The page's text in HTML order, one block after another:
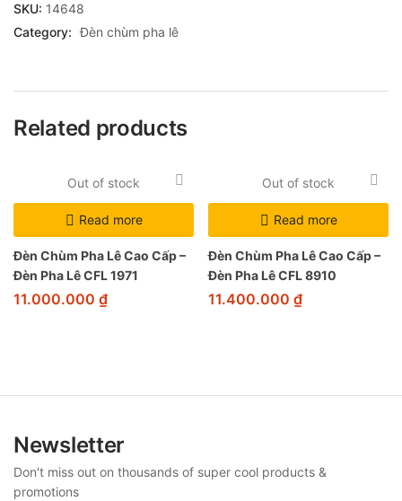
SKU: 14648
Category: Đèn chùm pha lê
Related products
Out of stock
Read more
Đèn Chùm Pha Lê Cao Cấp –
Đèn Pha Lê CFL 1971
11.000.000 ₫
Out of stock
Read more
Đèn Chùm Pha Lê Cao Cấp –
Đèn Pha Lê CFL 8910
11.400.000 ₫
Newsletter
Don't miss out on thousands of super cool products &
promotions